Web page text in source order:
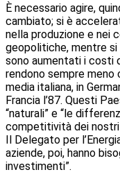
È necessario agire,
cambiato; si è
nella produzione e nei
geopolitiche, mentre
sono aumentati i costi
rendono sempre
media italiana, in
Francia l’87. Questi
“naturali” e “le
competitività dei
Il Delegato per
aziende, poi, hanno
investimenti”.